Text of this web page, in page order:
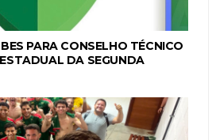
PARA CONSELHO TÉCNICO
DA SEGUNDA